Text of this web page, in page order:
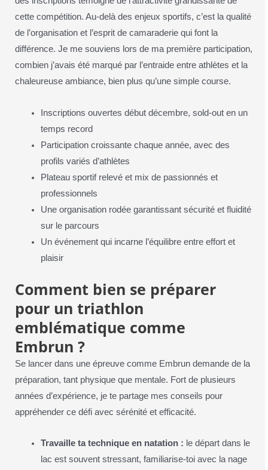
cette compétition. Au-delà des enjeux sportifs, c’est la qualité
de l’organisation et l’esprit de camaraderie qui font la
différence. Je me souviens lors de ma première participation,
combien j’avais été marqué par l’entraide entre athlètes et la
chaleureuse ambiance, bien plus qu’une simple course.
Inscriptions ouvertes début décembre, sold-out en un
temps record
Participation croissante chaque année, avec des
profils variés d’athlètes
Plateau sportif relevé et mix de passionnés et
professionnels
Une organisation rodée garantissant sécurité et fluidité
sur le parcours
Un événement qui incarne l’équilibre entre effort et
plaisir
Comment bien se préparer
pour un triathlon
emblématique comme
Embrun ?
Se lancer dans une épreuve comme Embrun demande de la
préparation, tant physique que mentale. Fort de plusieurs
années d’expérience, je te partage mes conseils pour
appréhender ce défi avec sérénité et efficacité.
Travaille ta technique en natation : le départ dans le
lac est souvent stressant, familiarise-toi avec la nage